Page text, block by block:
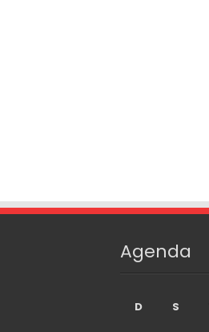
Agenda
D
S